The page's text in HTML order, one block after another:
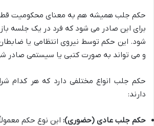
حکم جلب همیشه هم به معنای محکومیت
برای این صادر می شود که فرد در یک جلسه
شود. این حکم توسط نیروی انتظامی یا
و می تواند به صورت کتبی یا سیستمی صادر
حکم جلب انواع مختلفی دارد که هر کدام
دارند:
حکم جلب عادی (حضوری): این نوع حکم